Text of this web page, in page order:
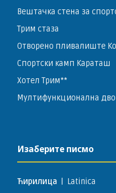
Вештачка стена за
Трим стаза
Отворено пливалиште
Спортски камп Караташ
Хотел Трим**
Мултифункционална
Изаберите писмо
Ћирилица Latinica